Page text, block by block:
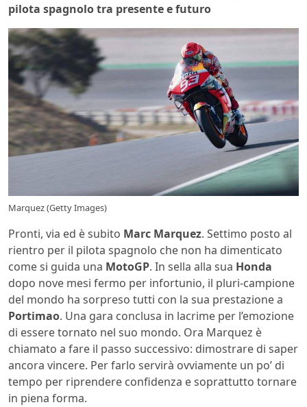
pilota spagnolo tra presente e futuro
Marquez (Getty Images)
Pronti, via ed è subito Marc Marquez. Settimo posto al
rientro per il pilota spagnolo che non ha dimenticato
come si guida una MotoGP. In sella alla sua Honda
dopo nove mesi fermo per infortunio, il pluri-campione
del mondo ha sorpreso tutti con la sua prestazione a
Portimao. Una gara conclusa in lacrime per l’emozione
di essere tornato nel suo mondo. Ora Marquez è
chiamato a fare il passo successivo: dimostrare di saper
ancora vincere. Per farlo servirà ovviamente un po’ di
tempo per riprendere confidenza e soprattutto tornare
in piena forma.